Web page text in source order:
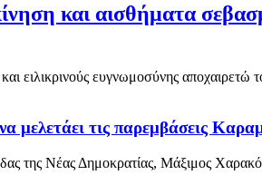
και αισθήματα
ειλικρινούς ευγνωμοσύνης αποχαιρετώ
μελετάει τις παρεμβάσεις
της Νέας Δημοκρατίας, Μάξιμος